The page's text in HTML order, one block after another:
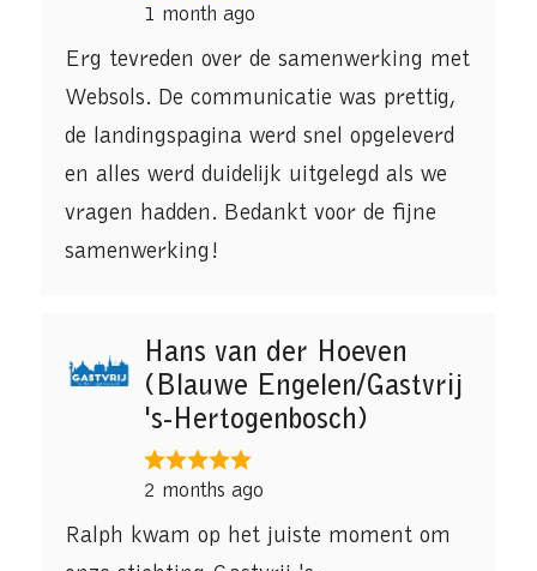
1 month ago
Erg tevreden over de samenwerking met
Websols. De communicatie was prettig,
de landingspagina werd snel opgeleverd
en alles werd duidelijk uitgelegd als we
vragen hadden. Bedankt voor de fijne
samenwerking!
Hans van der Hoeven
(Blauwe Engelen/Gastvrij
's-Hertogenbosch)
2 months ago
Ralph kwam op het juiste moment om